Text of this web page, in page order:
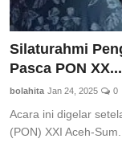
Silaturahmi
Pasca PON XX...
bolahita Jan 24, 2025 0
Acara ini digelar
(PON) XXI Aceh-Sum...